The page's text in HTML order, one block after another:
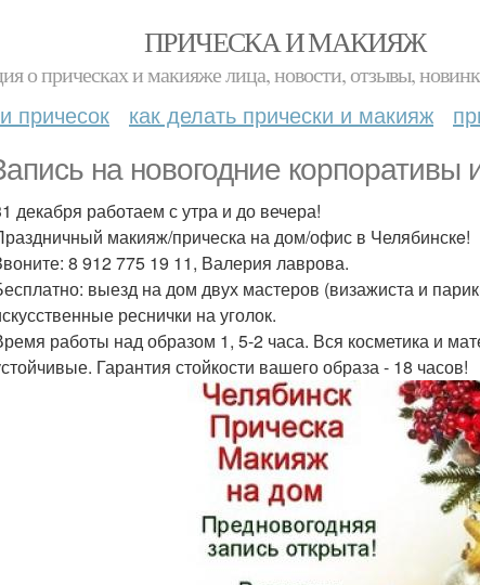
ПРИЧЕСКА И МАКИЯЖ
о прическах и макияже лица, новости, отзывы,
причесок как делать прически и макияж
на новогодние корпоративы
декабря работаем с утра и до вечера!
макияж/прическа на дом/офис в Челябинскe!
8 912 775 19 11, Валерия лаврова.
выезд на дом двух мастеров (визажиста и
реснички на уголок.
работы над образом 1, 5-2 часа. Вся косметика и
Гарантия стойкости вашего образа - 18 часов!